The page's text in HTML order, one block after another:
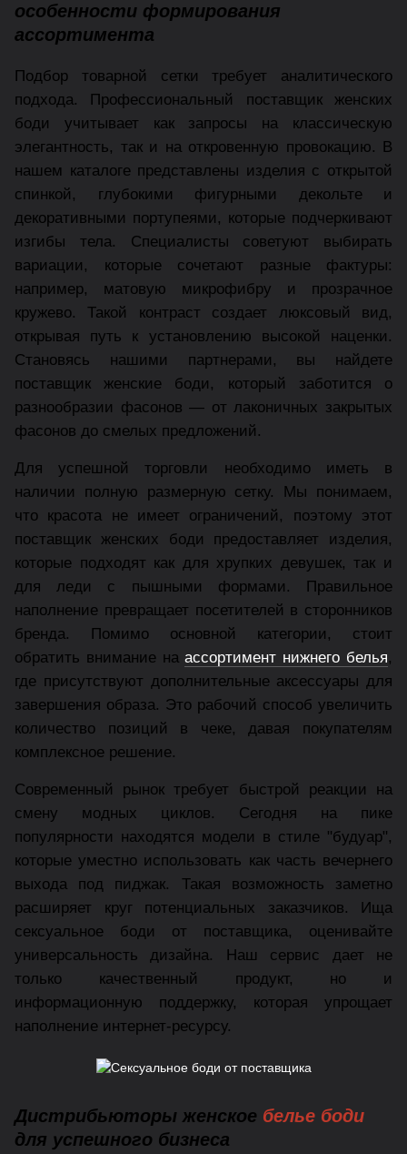
особенности формирования
ассортимента
Подбор товарной сетки требует аналитического
подхода. Профессиональный поставщик женских
боди учитывает как запросы на классическую
элегантность, так и на откровенную провокацию. В
нашем каталоге представлены изделия с открытой
спинкой, глубокими фигурными декольте и
декоративными портупеями, которые подчеркивают
изгибы тела. Специалисты советуют выбирать
вариации, которые сочетают разные фактуры:
например, матовую микрофибру и прозрачное
кружево. Такой контраст создает люксовый вид,
открывая путь к установлению высокой наценки.
Становясь нашими партнерами, вы найдете
поставщик женские боди, который заботится о
разнообразии фасонов — от лаконичных закрытых
фасонов до смелых предложений.
Для успешной торговли необходимо иметь в
наличии полную размерную сетку. Мы понимаем,
что красота не имеет ограничений, поэтому этот
поставщик женских боди предоставляет изделия,
которые подходят как для хрупких девушек, так и
для леди с пышными формами. Правильное
наполнение превращает посетителей в сторонников
бренда. Помимо основной категории, стоит
обратить внимание наассортимент нижнего белья,
где присутствуют дополнительные аксессуары для
завершения образа. Это рабочий способ увеличить
количество позиций в чеке, давая покупателям
комплексное решение.
Современный рынок требует быстрой реакции на
смену модных циклов. Сегодня на пике
популярности находятся модели в стиле "будуар",
которые уместно использовать как часть вечернего
выхода под пиджак. Такая возможность заметно
расширяет круг потенциальных заказчиков. Ища
сексуальное боди от поставщика, оценивайте
универсальность дизайна. Наш сервис дает не
только качественный продукт, но и
информационную поддержку, которая упрощает
наполнение интернет-ресурсу.
Дистрибьюторы женское белье боди
для успешного бизнеса